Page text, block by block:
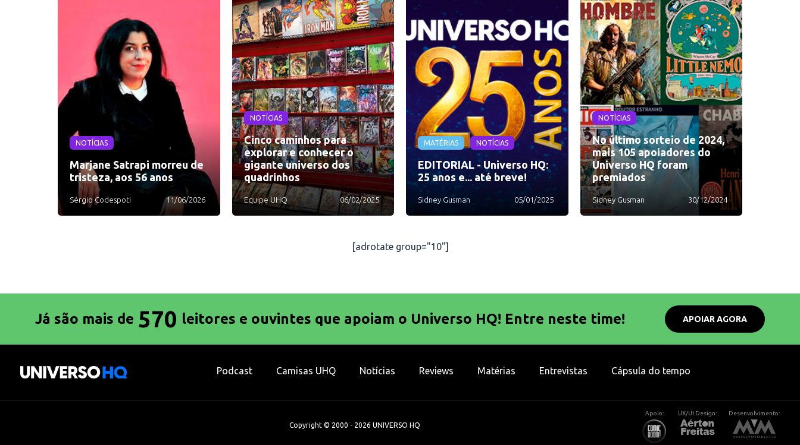
NOTÍCIAS
Marjane Satrapi morreu de
tristeza, aos 56 anos
Sérgio Codespoti 11/06/2026
NOTÍCIAS
Cinco caminhos para
explorar e conhecer o
gigante universo dos
quadrinhos
Equipe UHQ 06/02/2025
MATÉRIAS NOTÍCIAS
EDITORIAL - Universo HQ:
25 anos e... até breve!
Sidney Gusman 05/01/2025
NOTÍCIAS
No último sorteio de 2024,
mais 105 apoiadores do
Universo HQ foram
premiados
Sidney Gusman 30/12/2024
[adrotate group="10"]
Já são mais de 570 leitores e ouvintes que apoiam o Universo HQ! Entre neste time! APOIAR AGORA
Podcast Camisas UHQ Notícias Reviews Matérias Entrevistas Cápsula do tempo
Copyright © 2000 - 2026 UNIVERSO HQ
Apoio: UX/UI Design: Desenvolvimento: